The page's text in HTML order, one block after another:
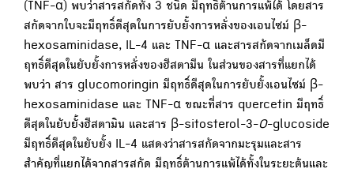
(TNF-α) พบว่าสารสกัดทั้ง 3 ชนิด มีฤทธิ์ต้านการแพ้ได้ โดยสาร
สกัดจากใบจะมีฤทธิ์ดีสุดในการยับยั้งการหลั่งของเอนไซม์ β-
hexosaminidase, IL-4 และ TNF-α และสารสกัดจากเมล็ดมี
ฤทธิ์ดีสุดในยับยั้งการหลั่งของฮีสตามีน ในส่วนของสารที่แยกได้
พบว่า สาร glucomoringin มีฤทธิ์ดีสุดในการยับยั้งเอนไซม์ β-
hexosaminidase และ TNF-α ขณะที่สาร quercetin มีฤทธิ์
ดีสุดในยับยั้งฮีสตามิน และสาร β-sitosterol-3-O-glucoside
มีฤทธิ์ดีสุดในยับยั้ง IL-4 แสดงว่าสารสกัดจากมะรุมและสาร
สำคัญที่แยกได้จากสารสกัด มีฤทธิ์ต้านการแพ้ได้ทั้งในระยะต้นและ